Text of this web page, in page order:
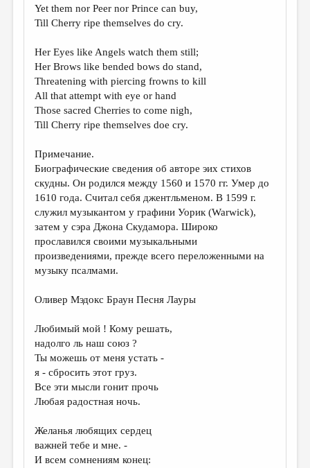
ЦИКЛЫ ПУБЛИКАЦИЙ
МЕДИА
ВКОНТАКТЕ
Yet them nor Peer nor Prince can buy,
Till Cherry ripe themselves do cry.
Her Eyes like Angels watch them still;
Her Brows like bended bows do stand,
Threatening with piercing frowns to kill
All that attempt with eye or hand
Those sacred Cherries to come nigh,
Till Cherry ripe themselves doe cry.
Примечание.
Биографические сведения об авторе эих стихов
скудны. Он родился между 1560 и 1570 гг. Умер до
1610 года. Считал себя джентльменом. В 1599 г.
служил музыкантом у графини Уорик (Warwick),
затем у сэра Джона Скудамора. Широко
прославился своими музыкальными
произведениями, прежде всего переложенными на
музыку псалмами.
Оливер Мэдокс Браун Песня Лауры
Любимый мой ! Кому решать,
надолго ль наш союз ?
Ты можешь от меня устать -
я - сбросить этот груз.
Все эти мысли гонит прочь
Любая радостная ночь.
Желанья любящих сердец
важней тебе и мне. -
И всем сомнениям конец: